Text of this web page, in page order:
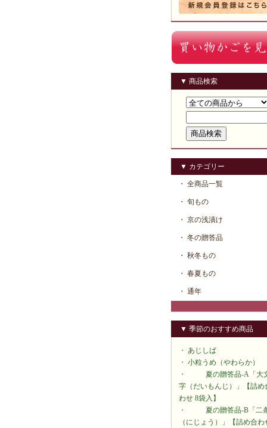
▼ 商品検索
▼ カテゴリー
・ 全商品一覧
・ 旬もの
・ 京の浅漬け
・ 冬の贈答品
・ 秋冬もの
・ 春夏もの
・ 通年
▼ 季節のおすすめ商品
・ あじしば
・ 小粒うめ（やわらか）
・
夏の贈答品-A「大
字（だいもんじ）」【詰め
わせ 8袋入】
・
夏の贈答品-B「二
（にじょう）」【詰め合わ